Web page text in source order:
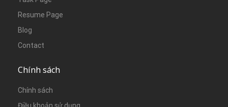
Resume Page
Blog
Contact
Chính sách
Chính sách